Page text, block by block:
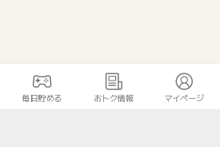
毎日貯める おトク情報 マイページ